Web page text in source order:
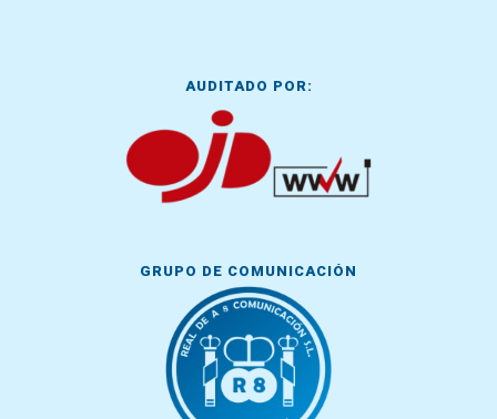
AUDITADO POR:
GRUPO DE COMUNICACIÓN